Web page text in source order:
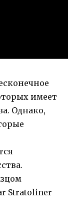
имеет
Однако,
Stratoliner